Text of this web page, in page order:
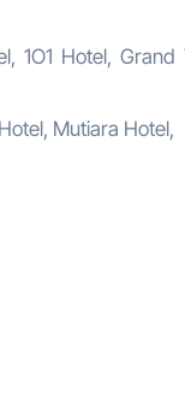
1O1 Hotel, Grand
Mutiara Hotel,